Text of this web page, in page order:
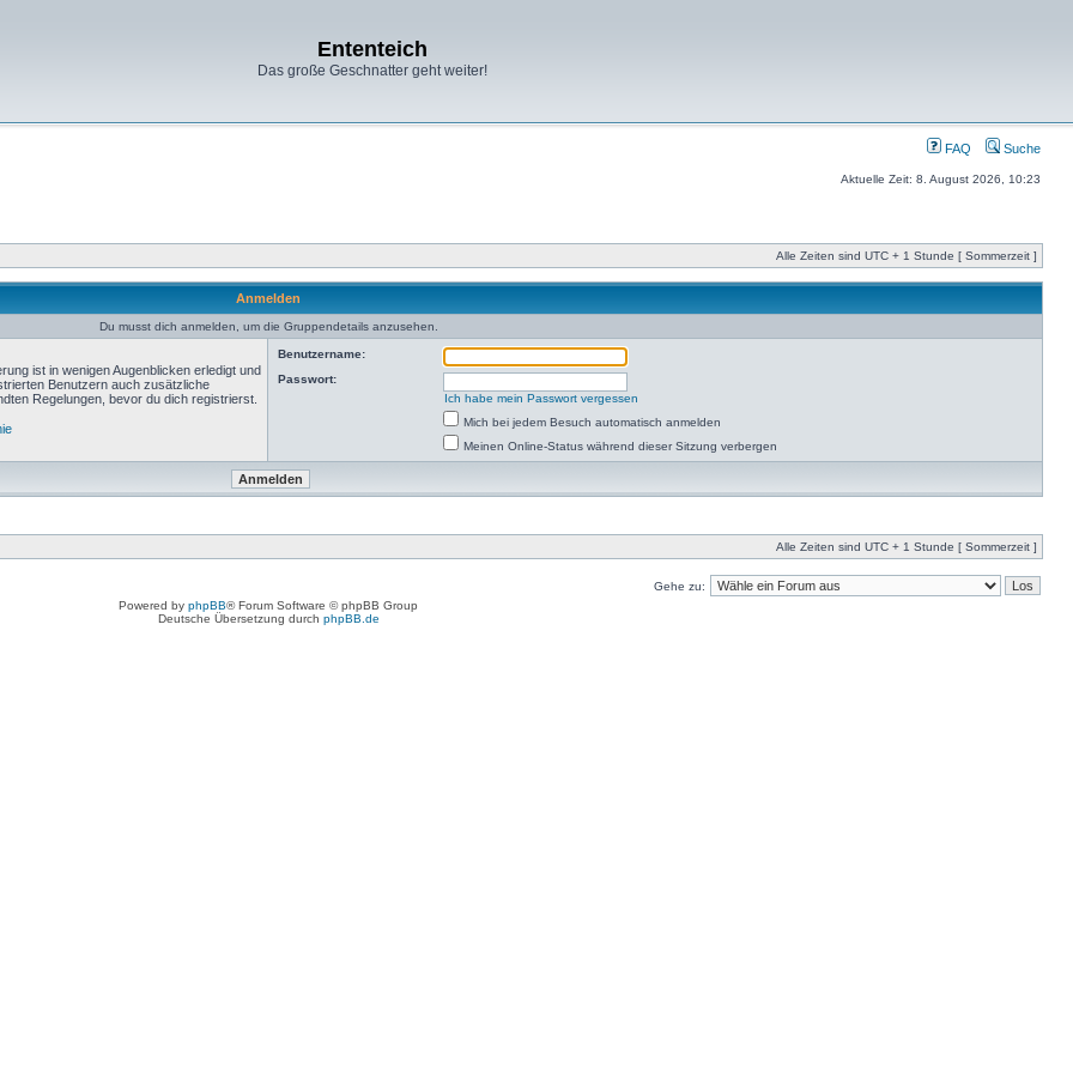
Ententeich
Das große Geschnatter geht weiter!
FAQ Suche
Aktuelle Zeit: 8. August 2026, 10:23
Alle Zeiten sind UTC + 1 Stunde [ Sommerzeit ]
Anmelden
Du musst dich anmelden, um die Gruppendetails anzusehen.
ist in wenigen Augenblicken erledigt und
Benutzern auch zusätzliche
Regelungen, bevor du dich registrierst.
Benutzername:
Passwort:
Ich habe mein Passwort vergessen
Mich bei jedem Besuch automatisch anmelden
Meinen Online-Status während dieser Sitzung verbergen
Alle Zeiten sind UTC + 1 Stunde [ Sommerzeit ]
Gehe zu:
Powered by phpBB® Forum Software © phpBB Group
Deutsche Übersetzung durch phpBB.de